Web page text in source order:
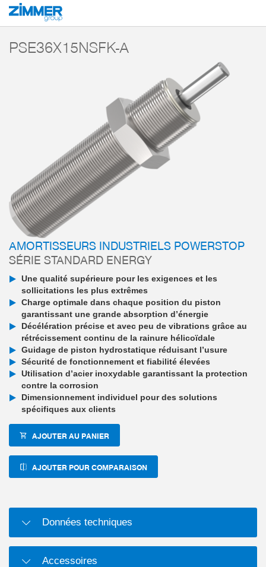
Démarrage Produits
PSE36X15NSFK-A
AMORTISSEURS INDUSTRIELS POWERSTOP
SÉRIE STANDARD ENERGY
Une qualité supérieure pour les exigences et les
sollicitations les plus extrêmes
Charge optimale dans chaque position du piston
garantissant une grande absorption d’énergie
Décélération précise et avec peu de vibrations grâce au
rétrécissement continu de la rainure hélicoïdale
Guidage de piston hydrostatique réduisant l’usure
Sécurité de fonctionnement et fiabilité élevées
Utilisation d’acier inoxydable garantissant la protection
contre la corrosion
Dimensionnement individuel pour des solutions
spécifiques aux clients
AJOUTER AU PANIER
AJOUTER POUR COMPARAISON
Données techniques
Accessoires